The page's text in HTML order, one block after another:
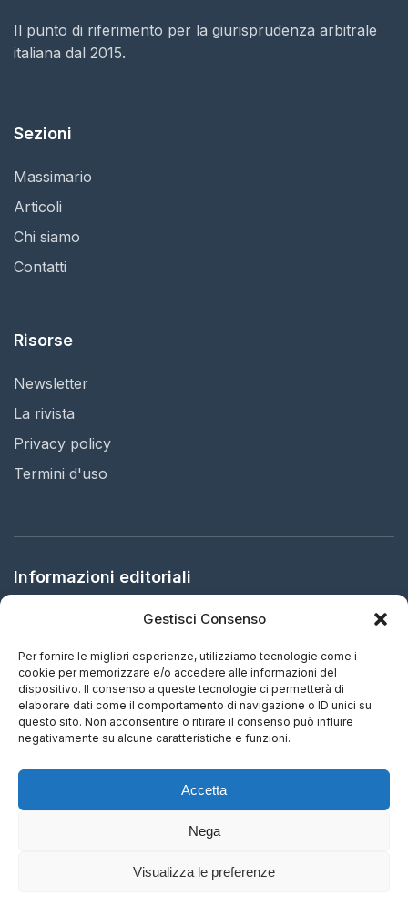
Gestisci Consenso
Per fornire le migliori esperienze, utilizziamo tecnologie come i
cookie per memorizzare e/o accedere alle informazioni del
dispositivo. Il consenso a queste tecnologie ci permetterà di
elaborare dati come il comportamento di navigazione o ID unici su
questo sito. Non acconsentire o ritirare il consenso può influire
negativamente su alcune caratteristiche e funzioni.
Accetta
Nega
Visualizza le preferenze
Il punto di riferimento per la giurisprudenza arbitrale
italiana dal 2015.
Sezioni
Massimario
Articoli
Chi siamo
Contatti
Risorse
Newsletter
La rivista
Privacy policy
Termini d'uso
Informazioni editoriali
Editore:Arbitration in Italy Ltd.
Kingdom
ISSN:2732-5695 (IT) - 2732-5687 (EN)
Periodicità:Aggiornamento continuo